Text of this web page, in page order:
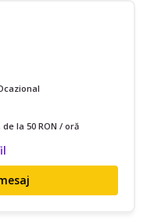
de la 50 RON / oră